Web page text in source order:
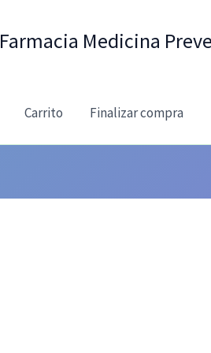
Farmacia Medicina
Carrito Finalizar compra